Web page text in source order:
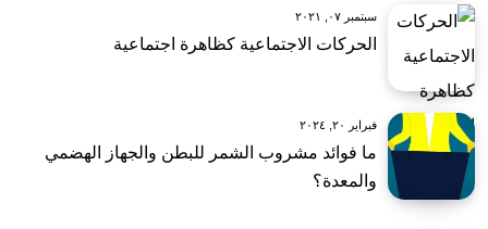
سبتمبر ٠٧, ٢٠٢١
الحركات الاجتماعية كظاهرة اجتماعية
فبراير ٢٠, ٢٠٢٤
ما فوائد مشروب الشمر للبطن والجهاز الهضمي
والمعدة؟